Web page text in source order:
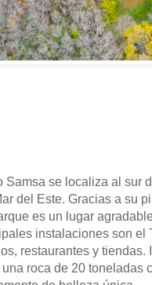
Samsa se localiza al sur
del Este. Gracias a su
es un lugar
instalaciones son el
restaurantes y
roca de 20 toneladas